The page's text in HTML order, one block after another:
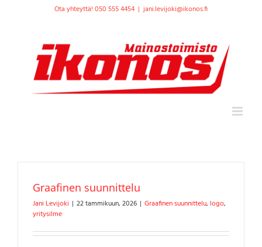
Ota yhteyttä! 050 555 4454 | jani.levijoki@ikonos.fi
Graafinen suunnittelu
Jani Levijoki | 22 tammikuun, 2026 | Graafinen suunnittelu, logo,
yritysilme